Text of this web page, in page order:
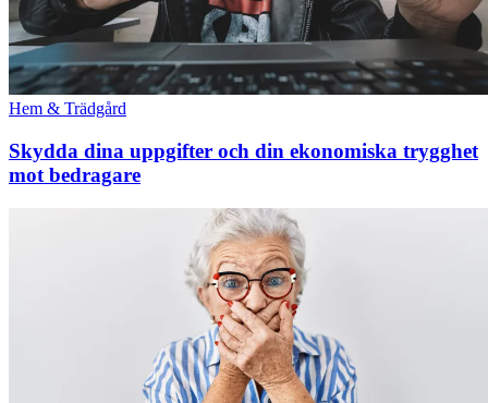
Hem & Trädgård
Skydda dina uppgifter och din ekonomiska trygghet
mot bedragare